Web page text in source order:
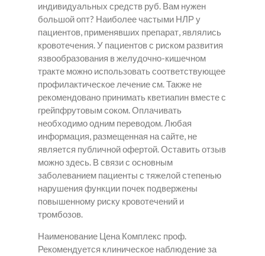
индивидуальных средств руб. Вам нужен
большой опт? Наиболее частыми НЛР у
пациентов, применявших препарат, являлись
кровотечения. У пациентов с риском развития
язвообразования в желудочно-кишечном
тракте можно использовать соответствующее
профилактическое лечение см. Также не
рекомендовано принимать кветиапин вместе с
грейпфрутовым соком. Оплачивать
необходимо одним переводом. Любая
информация, размещенная на сайте, не
является публичной офертой. Оставить отзыв
можно здесь. В связи с основным
заболеванием пациенты с тяжелой степенью
нарушения функции почек подвержены
повышенному риску кровотечений и
тромбозов.
Наименование Цена Комплекс проф.
Рекомендуется клиническое наблюдение за